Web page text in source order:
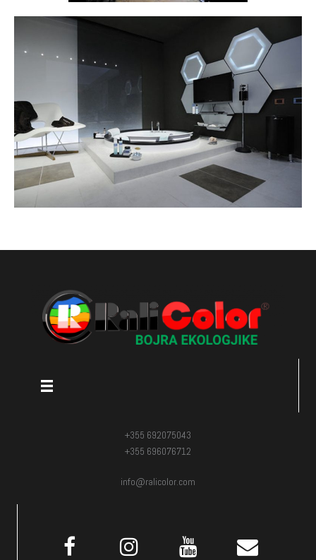
+355 692075043
+355 696076712
info@ralicolor.com